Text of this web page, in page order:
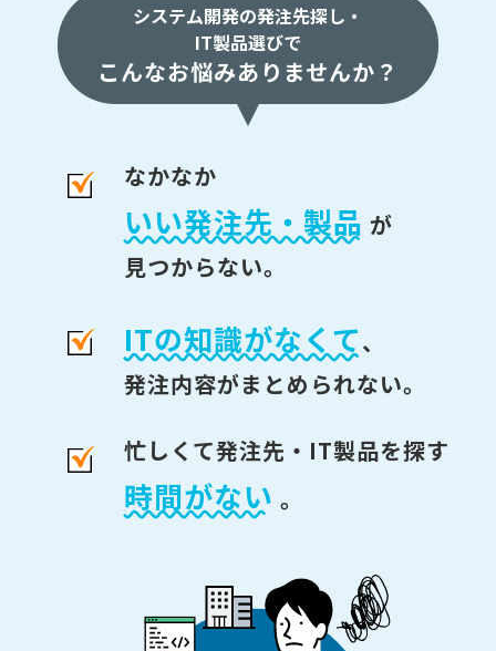
システム開発の発注先探し・
IT製品選びで
こんなお悩みありませんか？
なかなか
いい発注先・製品 が
見つからない。
ITの知識がなくて、
発注内容がまとめられない。
忙しくて発注先・IT製品を探す
時間がない 。